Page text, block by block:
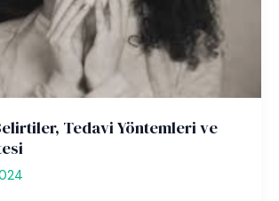
Tedavi Yöntemleri ve